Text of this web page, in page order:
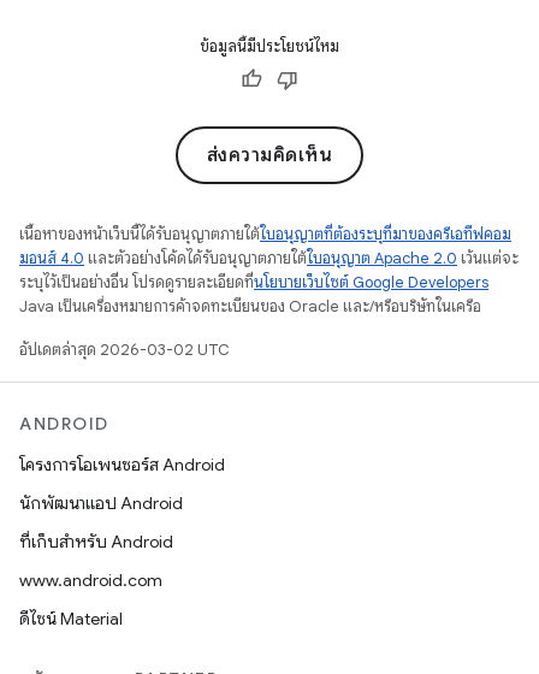
ข้อมูลนี้มีประโยชน์ไหม
ส่งความคิดเห็น
เนื้อหาของหน้าเว็บนี้ได้รับอนุญาตภายใต้ใบอนุญาตที่ต้องระบุที่มาของครีเอทีฟคอม
มอนส์ 4.0 และตัวอย่างโค้ดได้รับอนุญาตภายใต้ใบอนุญาต Apache 2.0 เว้นแต่จะ
ระบุไว้เป็นอย่างอื่น โปรดดูรายละเอียดที่นโยบายเว็บไซต์ Google Developers
Java เป็นเครื่องหมายการค้าจดทะเบียนของ Oracle และ/หรือบริษัทในเครือ
อัปเดตล่าสุด 2026-03-02 UTC
ANDROID
โครงการโอเพนซอร์ส Android
นักพัฒนาแอป Android
ที่เก็บสำหรับ Android
www.android.com
ดีไซน์ Material